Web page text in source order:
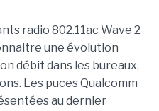
radio 802.11ac Wave 2
une évolution
débit dans les bureaux,
Les puces Qualcomm
au dernier